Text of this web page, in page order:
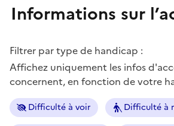
Informations sur
Filtrer par type de handicap :
Affichez uniquement les infos
concernent, en fonction de votre
Difficulté à voir Difficulté à